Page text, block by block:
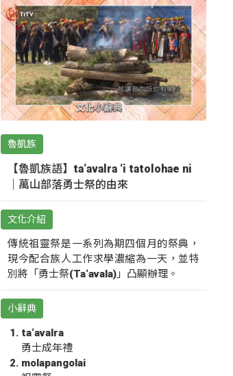
魯凱族
【魯凱族語】ta‘avalra ‘i tatolohae ni
｜萬山部落勇士祭的由來
文化介紹
傳統祖靈祭是一系列為期四個月的祭典，
現今配合族人工作求學濃縮為一天，並特
別將「勇士祭(Ta‘avala)」凸顯辦理。
小辭典
ta‘avalra
勇士成年禮
molapangolai